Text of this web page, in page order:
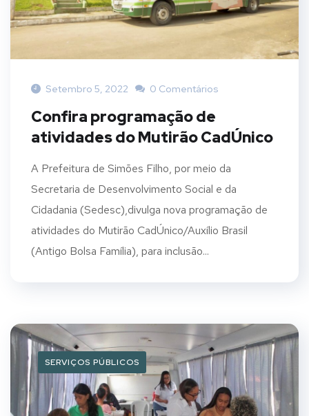
Setembro 5, 2022 0 Comentários
Confira programação de
atividades do Mutirão CadÚnico
A Prefeitura de Simões Filho, por meio da
Secretaria de Desenvolvimento Social e da
Cidadania (Sedesc),divulga nova programação de
atividades do Mutirão CadÚnico/Auxílio Brasil
(Antigo Bolsa Família), para inclusão...
SERVIÇOS PÚBLICOS